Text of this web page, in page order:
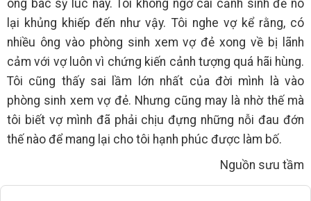
ông bác sỹ lúc nãy. Tôi không ngờ cái cảnh sinh đẻ nó
lại khủng khiếp đến như vậy. Tôi nghe vợ kể rằng, có
nhiều ông vào phòng sinh xem vợ đẻ xong về bị lãnh
cảm với vợ luôn vì chứng kiến cảnh tượng quá hãi hùng.
Tôi cũng thấy sai lầm lớn nhất của đời mình là vào
phòng sinh xem vợ đẻ. Nhưng cũng may là nhờ thế mà
tôi biết vợ mình đã phải chịu đựng những nỗi đau đớn
thế nào để mang lại cho tôi hạnh phúc được làm bố.
Nguồn sưu tầm